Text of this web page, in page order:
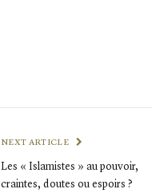
NEXT ARTICLE
Les « Islamistes » au pouvoir,
craintes, doutes ou espoirs ?